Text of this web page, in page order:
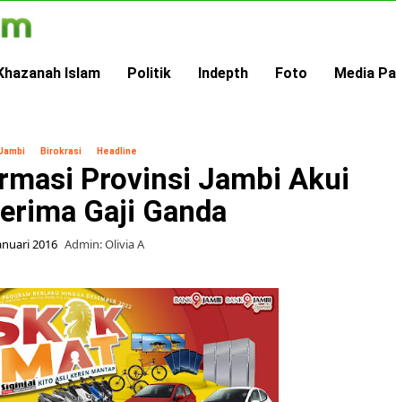
Islam Politik Indepth Foto Media
Birokrasi Headline
Provinsi Jambi Akui
Gaji Ganda
2016 Admin: Olivia A